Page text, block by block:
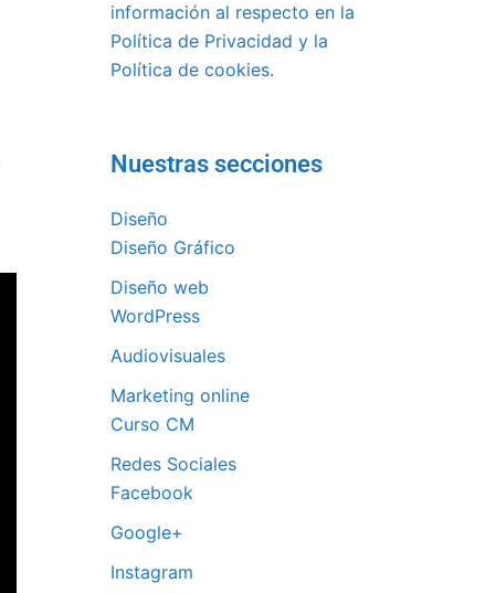
información al respecto en la
Política de Privacidad y la
Política de cookies.
Nuestras secciones
Diseño
Diseño Gráfico
Diseño web
WordPress
Audiovisuales
Marketing online
Curso CM
Redes Sociales
Facebook
Google+
Instagram